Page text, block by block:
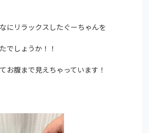
にリラックスしたぐーちゃんを
でしょうか！！
お腹まで見えちゃっています！